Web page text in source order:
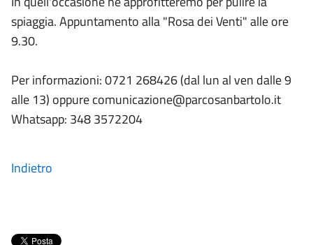
spiaggia. Appuntamento alla "Rosa dei Venti" alle ore
9.30.
Per informazioni: 0721 268426 (dal lun al ven dalle 9
alle 13) oppure comunicazione@parcosanbartolo.it
Whatsapp: 348 3572204
Indietro